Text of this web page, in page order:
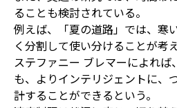
ることも検討されている。
例えば、「夏の道路」では、寒
く分割して使い分けることが考
ステファニー ブレマーによれ
も、よりインテリジェントに、
計することができるという。